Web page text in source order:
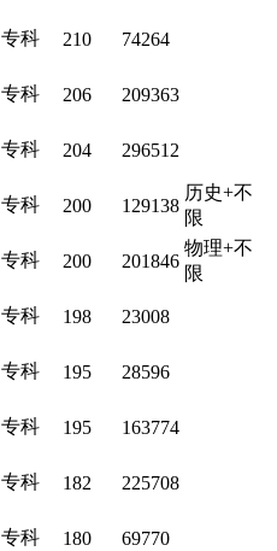
专科 210 74264
专科 206 209363
专科 204 296512
专科 200 129138
历史+不
限
专科 200 201846
物理+不
限
专科 198 23008
专科 195 28596
专科 195 163774
专科 182 225708
专科 180 69770